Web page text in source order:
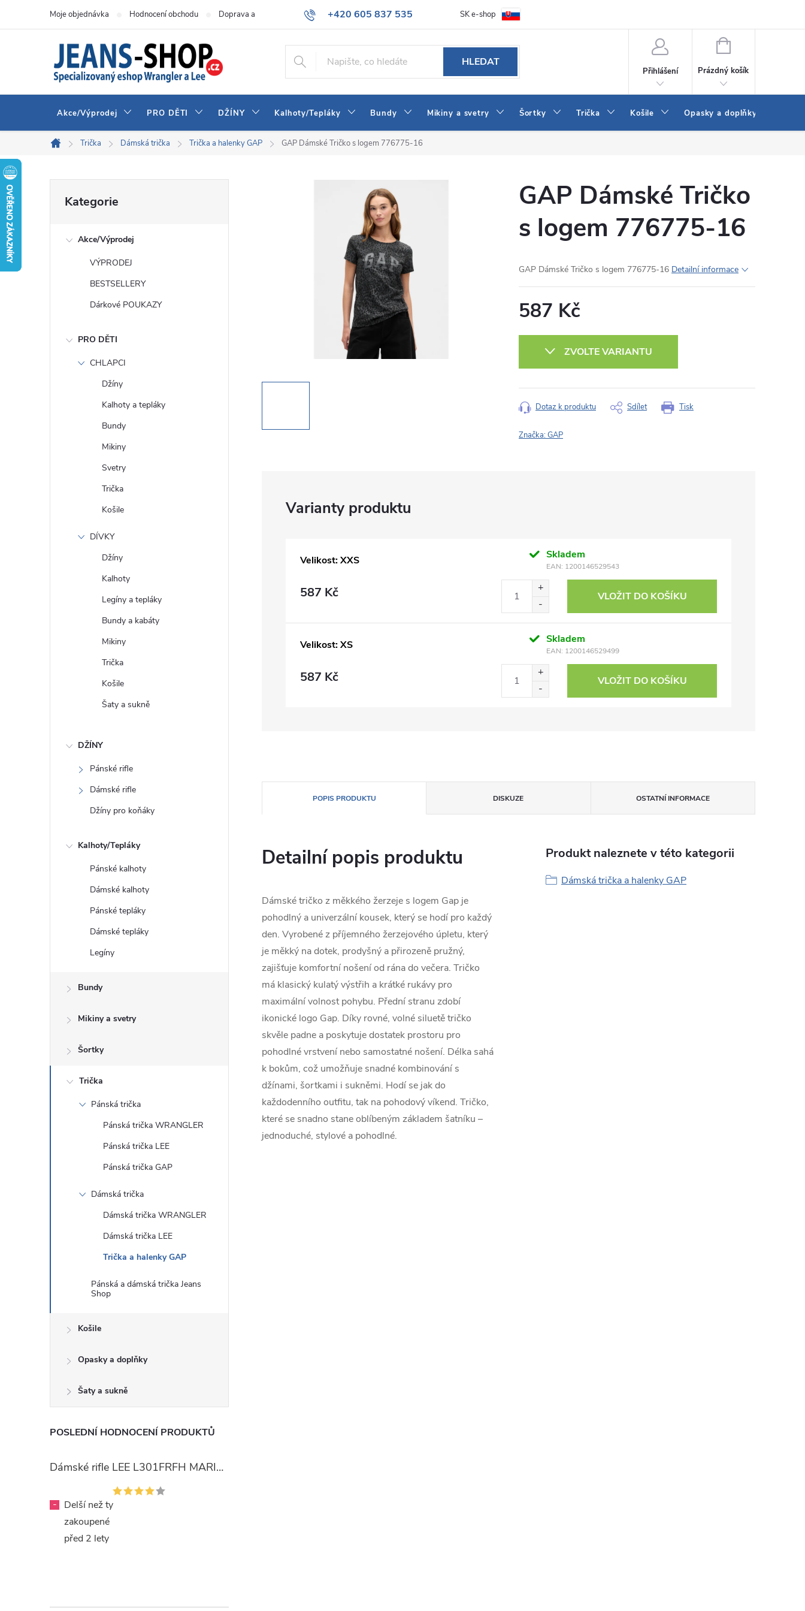
+420 605 837 535
info@jeans-shop.cz
Moje objednávka Hodnocení obchodu Doprava a platba Obchodní podmínky Naše prodejna Blog Kontakt
SK e-shop
HLEDAT
Přihlášení
NÁKUPNÍ
Prázdný košík
Akce/Výprodej PRO DĚTI DŽÍNY Kalhoty/Tepláky Bundy Mikiny a svetry Šortky Trička Košile Opasky a doplňky
Domů
Trička Dámská trička Trička a halenky GAP GAP Dámské Tričko s logem 776775-16
kategorie
Kategorie
Akce/Výprodej
VÝPRODEJ
BESTSELLERY
Dárkové POUKAZY
PRO DĚTI
CHLAPCI
Džíny
Kalhoty a tepláky
Bundy
Mikiny
Svetry
Trička
Košile
DÍVKY
Džíny
Kalhoty
Legíny a tepláky
Bundy a kabáty
Mikiny
Trička
Košile
Šaty a sukně
DŽÍNY
Pánské rifle
Dámské rifle
Džíny pro koňáky
Kalhoty/Tepláky
Pánské kalhoty
Dámské kalhoty
Pánské tepláky
Dámské tepláky
Legíny
Bundy
Mikiny a svetry
Šortky
Trička
Pánská trička
Pánská trička WRANGLER
Pánská trička LEE
Pánská trička GAP
Dámská trička
Dámská trička WRANGLER
Dámská trička LEE
Trička a halenky GAP
Pánská a dámská trička Jeans
Shop
Košile
Opasky a doplňky
Šaty a sukně
POSLEDNÍ HODNOCENÍ PRODUKTŮ
Dámské rifle LEE L301FRFH MARION STRAIGHT RINSE
-
Delší než ty
zakoupené
před 2 lety
GAP Dámské Tričko
s logem 776775-16
GAP Dámské Tričko s logem 776775-16 Detailní informace
587 Kč
ZVOLTE VARIANTU
Tisk
Dotaz k produktu Sdílet
Značka:GAP
Velikost: XXS Skladem
EAN: 1200146529543
587 Kč VLOŽIT DO KOŠÍKU
Velikost: XS Skladem
EAN: 1200146529499
587 Kč VLOŽIT DO KOŠÍKU
POPIS PRODUKTU DISKUZE OSTATNÍ INFORMACE
Detailní popis produktu
Dámské tričko z měkkého žerzeje s logem Gap je
pohodlný a univerzální kousek, který se hodí pro každý
den. Vyrobené z příjemného žerzejového úpletu, který
je měkký na dotek, prodyšný a přirozeně pružný,
zajišťuje komfortní nošení od rána do večera. Tričko
má klasický kulatý výstřih a krátké rukávy pro
maximální volnost pohybu. Přední stranu zdobí
ikonické logo Gap. Díky rovné, volné siluetě tričko
skvěle padne a poskytuje dostatek prostoru pro
pohodlné vrstvení nebo samostatné nošení. Délka sahá
k bokům, což umožňuje snadné kombinování s
džínami, šortkami i sukněmi. Hodí se jak do
každodenního outfitu, tak na pohodový víkend. Tričko,
které se snadno stane oblíbeným základem šatníku –
jednoduché, stylové a pohodlné.
Produkt naleznete v této kategorii
Dámská trička a halenky GAP